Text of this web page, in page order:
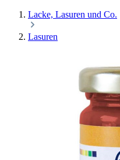
Lacke, Lasuren und Co.
Lasuren